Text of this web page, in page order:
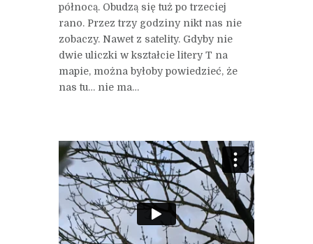
północą. Obudzą się tuż po trzeciej
rano. Przez trzy godziny nikt nas nie
zobaczy. Nawet z satelity. Gdyby nie
dwie uliczki w kształcie litery T na
mapie, można byłoby powiedzieć, że
nas tu… nie ma…